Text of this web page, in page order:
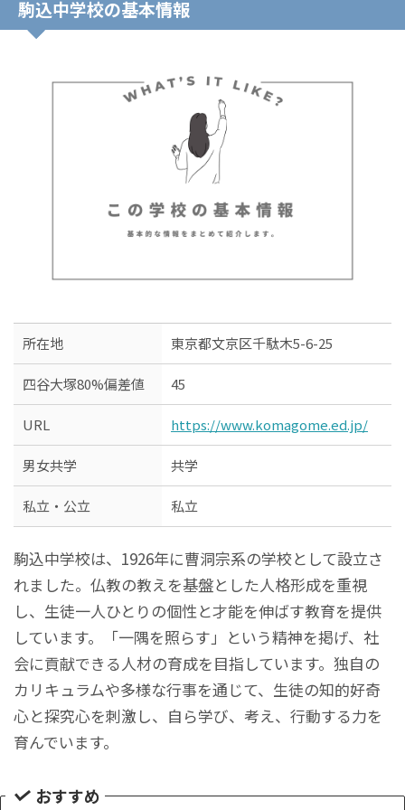
駒込中学校の基本情報
所在地 東京都文京区千駄木5-6-25
四谷大塚80%偏差値 45
URL https://www.komagome.ed.jp/
男女共学 共学
私立・公立 私立
駒込中学校は、1926年に曹洞宗系の学校として設立さ
れました。仏教の教えを基盤とした人格形成を重視
し、生徒一人ひとりの個性と才能を伸ばす教育を提供
しています。「一隅を照らす」という精神を掲げ、社
会に貢献できる人材の育成を目指しています。独自の
カリキュラムや多様な行事を通じて、生徒の知的好奇
心と探究心を刺激し、自ら学び、考え、行動する力を
育んでいます。
おすすめ